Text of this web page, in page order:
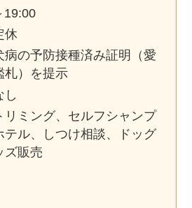
19:00
休
病の予防接種済み証明（愛
札）を提示
し
リミング、セルフシャンプ
テル、しつけ相談、ドッグ
ズ販売